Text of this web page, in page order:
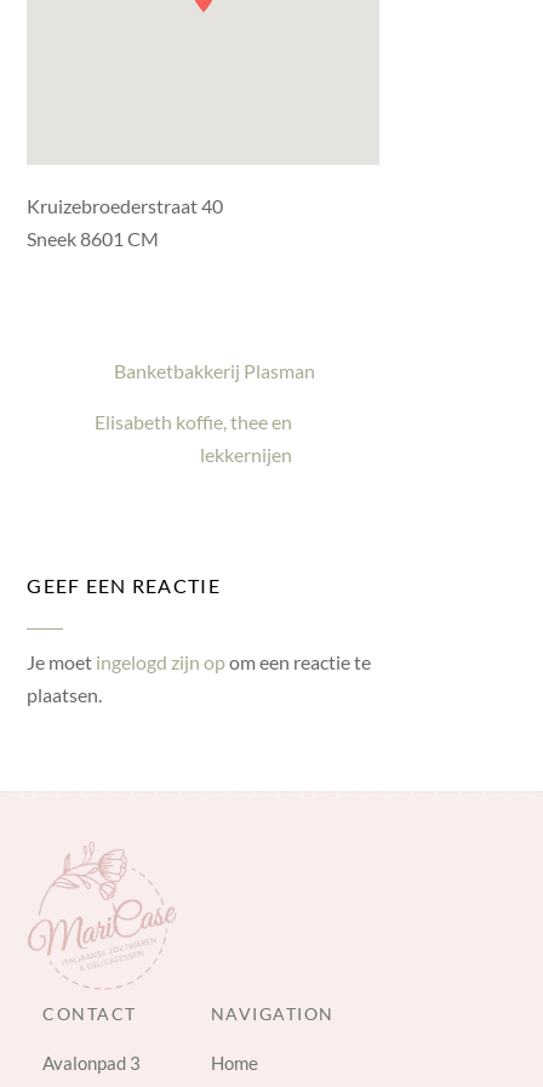
Kruizebroederstraat 40
Sneek 8601 CM
Banketbakkerij Plasman
Elisabeth koffie, thee en
lekkernijen
GEEF EEN REACTIE
Je moet ingelogd zijn opom een reactie te
plaatsen.
CONTACT
Avalonpad 3
NAVIGATION
Home